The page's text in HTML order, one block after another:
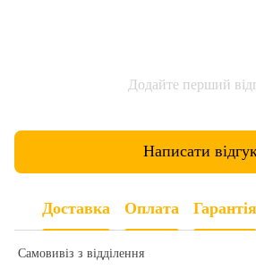
Додайте перший
Написати
Доставка Оплата Гарантія
Самовивіз з відділення